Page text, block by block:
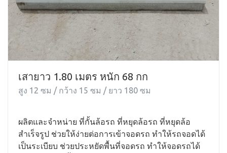
เสายาว 1.80 เมตร หนัก 68 กก
สูง 12 ซม / กว้าง 15 ซม / ยาว 180 ซม
ผลิตและจำหน่าย ที่กั้นล้อรถ ที่หยุดล้อรถ ที่หยุดล้อ
สำเร็จรูป ช่วยให้ง่ายต่อการเข้าจอดรถ ทำให้รถจอดได้
เป็นระเบียบ ช่วยประหยัดพื้นที่จอดรถ ทำให้จอดรถได้